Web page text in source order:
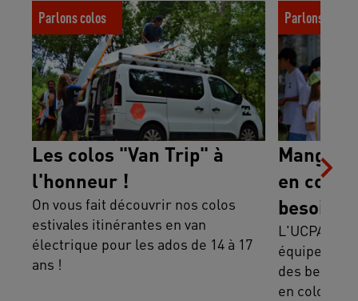
Les colos "Van Trip" à l'honneur !
Parlons colos
Les colos "Van Trip" à
l'honneur !
On vous fait découvrir nos colos
estivales itinérantes en van
électrique pour les ados de 14 à 17
ans !
Manger,
comment
enfant sont-
Parlons colos
Manger,
en colo :
besoins
votre
en
L'UCPA
équipes
des
en colonie